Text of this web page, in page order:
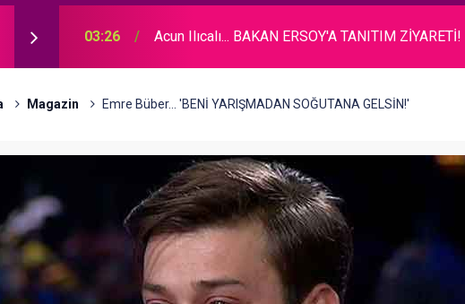
03:26 Acun Ilıcalı... BAKAN ERSOY'A TANITIM ZİYARETİ!
Magazin Emre Büber... 'BENİ YARIŞMADAN SOĞUTANA GELSİN!'